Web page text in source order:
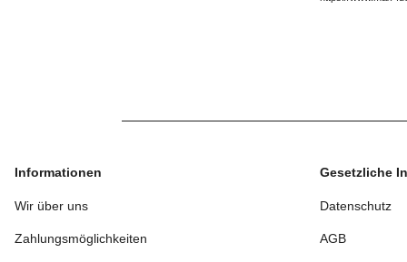
Informationen
Wir über uns
Zahlungsmöglichkeiten
Gesetzliche
Datenschutz
AGB